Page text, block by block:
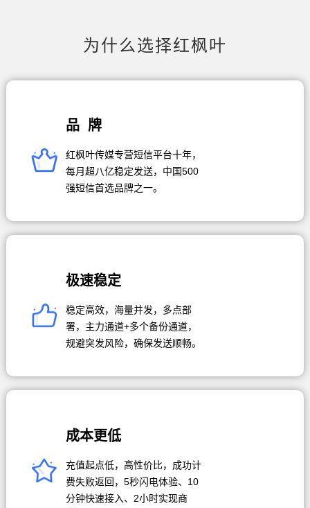
为什么选择红枫叶
品 牌
红枫叶传媒专营短信平台十年，
每月超八亿稳定发送，中国500
强短信首选品牌之一。
极速稳定
稳定高效，海量并发，多点部
署，主力通道+多个备份通道，
规避突发风险，确保发送顺畅。
成本更低
充值起点低，高性价比，成功计
费失败返回，5秒闪电体验、10
分钟快速接入、2小时实现商